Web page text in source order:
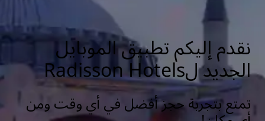
نقدم إليكم تطبيق الموبايل
الجديد لRadisson Hotels
تمتع بتجربة حجز أفضل في أي وقت ومن